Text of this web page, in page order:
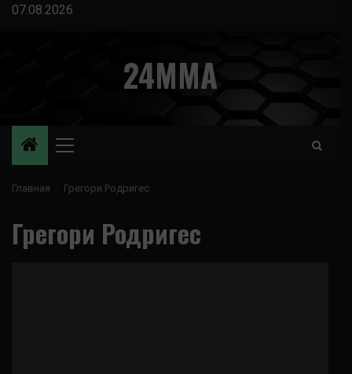
Перейти
07.08.2026
24MMA
Основное
Главная Грегори Родригес
Грегори Родригес